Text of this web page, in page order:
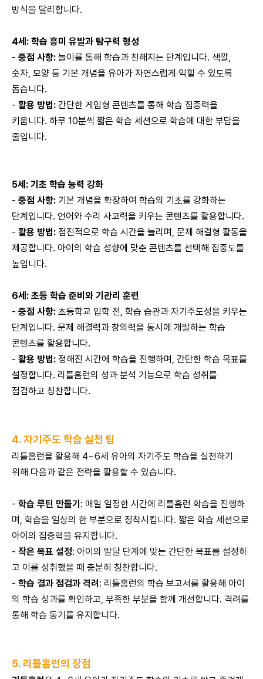
방식을 달리합니다.
4세: 학습 흥미 유발과 탐구력 형성
- 중점 사항: 놀이를 통해 학습과 친해지는 단계입니다. 색깔,
숫자, 모양 등 기본 개념을 유아가 자연스럽게 익힐 수 있도록
돕습니다.
- 활용 방법: 간단한 게임형 콘텐츠를 통해 학습 집중력을
키웁니다. 하루 10분씩 짧은 학습 세션으로 학습에 대한 부담을
줄입니다.
5세: 기초 학습 능력 강화
- 중점 사항: 기본 개념을 확장하여 학습의 기초를 강화하는
단계입니다. 언어와 수리 사고력을 키우는 콘텐츠를 활용합니다.
- 활용 방법: 점진적으로 학습 시간을 늘리며, 문제 해결형 활동을
제공합니다. 아이의 학습 성향에 맞춘 콘텐츠를 선택해 집중도를
높입니다.
6세: 초등 학습 준비와 기관리 훈련
- 중점 사항: 초등학교 입학 전, 학습 습관과 자기주도성을 키우는
단계입니다. 문제 해결력과 창의력을 동시에 개발하는 학습
콘텐츠를 활용합니다.
- 활용 방법: 정해진 시간에 학습을 진행하며, 간단한 학습 목표를
설정합니다. 리틀홈런의 성과 분석 기능으로 학습 성취를
점검하고 칭찬합니다.
4. 자기주도 학습 실천 팁
리틀홈런을 활용해 4~6세 유아의 자기주도 학습을 실천하기
위해 다음과 같은 전략을 활용할 수 있습니다.
- 학습 루틴 만들기 : 매일 일정한 시간에 리틀홈런 학습을 진행하
며, 학습을 일상의 한 부분으로 정착시킵니다. 짧은 학습 세션으로
아이의 집중력을 유지합니다.
- 작은 목표 설정: 아이의 발달 단계에 맞는 간단한 목표를 설정하
고 이를 성취했을 때 충분히 칭찬합니다.
- 학습 결과 점검과 격려 : 리틀홈런의 학습 보고서를 활용해 아이
의 학습 성과를 확인하고, 부족한 부분을 함께 개선합니다. 격려를
통해 학습 동기를 유지합니다.
5. 리틀홈런의 장점